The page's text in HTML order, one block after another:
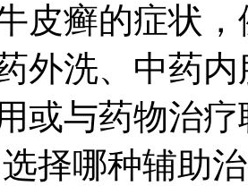
皮癣的症状
外洗、中药
或与药物治
择哪种辅助